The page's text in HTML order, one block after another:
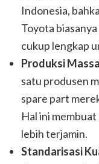
Indonesia,
Toyota
cukup lengkap
Produksi
satu produsen
spare part
Hal ini
lebih terjamin.
Standarisasi